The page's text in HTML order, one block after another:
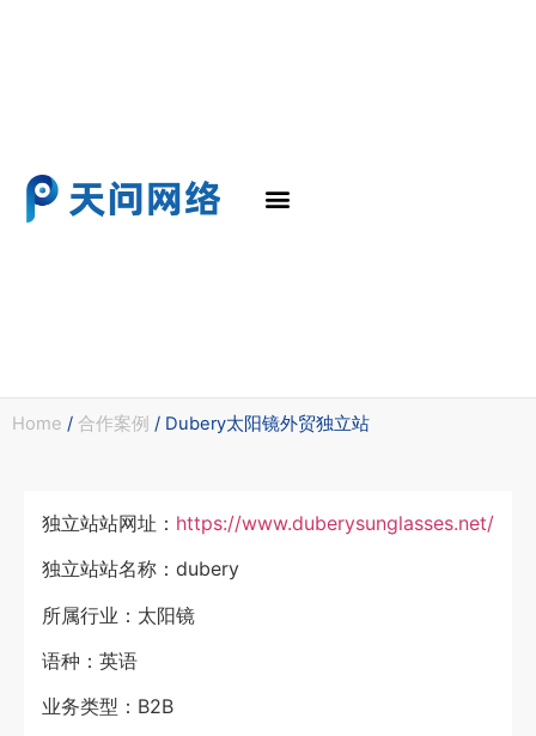
Home / 合作案例 / Dubery太阳镜外贸独立站
独立站站网址： https://www.duberysunglasses.net/
独立站站名称：dubery
所属行业：太阳镜
语种：英语
业务类型：B2B